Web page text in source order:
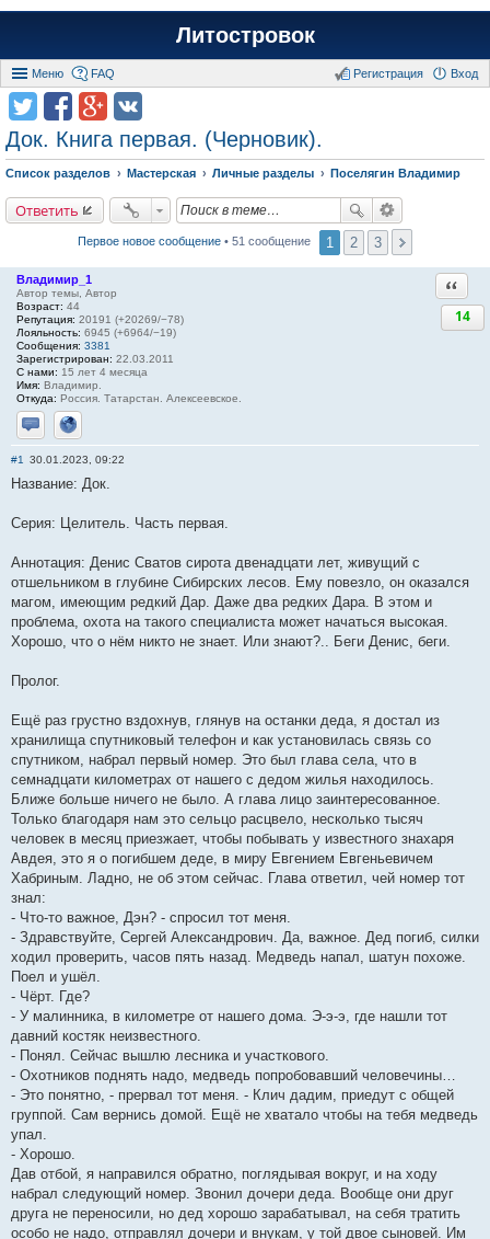
Литостровок
Меню FAQ Вход
Регистрация
Док. Книга первая. (Черновик).
Список разделов Мастерская Личные разделы Поселягин Владимир
Ответить
Первое новое сообщение • 51 сообщение 1 2 3
Владимир_1
Автор темы, Автор
Возраст: 44
Репутация: 20191 (+20269/−78)
Лояльность: 6945 (+6964/−19)
Сообщения: 3381
Зарегистрирован: 22.03.2011
С нами: 15 лет 4 месяца
Имя: Владимир.
Откуда: Россия. Татарстан. Алексеевское.
Отправить личное сообщение
Сайт
14
#1 30.01.2023, 09:22
Название: Док.
Серия: Целитель. Часть первая.
Аннотация: Денис Сватов сирота двенадцати лет, живущий с
отшельником в глубине Сибирских лесов. Ему повезло, он оказался
магом, имеющим редкий Дар. Даже два редких Дара. В этом и
проблема, охота на такого специалиста может начаться высокая.
Хорошо, что о нём никто не знает. Или знают?.. Беги Денис, беги.
Пролог.
Ещё раз грустно вздохнув, глянув на останки деда, я достал из
хранилища спутниковый телефон и как установилась связь со
спутником, набрал первый номер. Это был глава села, что в
семнадцати километрах от нашего с дедом жилья находилось.
Ближе больше ничего не было. А глава лицо заинтересованное.
Только благодаря нам это сельцо расцвело, несколько тысяч
человек в месяц приезжает, чтобы побывать у известного знахаря
Авдея, это я о погибшем деде, в миру Евгением Евгеньевичем
Хабриным. Ладно, не об этом сейчас. Глава ответил, чей номер тот
знал:
- Что-то важное, Дэн? - спросил тот меня.
- Здравствуйте, Сергей Александрович. Да, важное. Дед погиб, силки
ходил проверить, часов пять назад. Медведь напал, шатун похоже.
Поел и ушёл.
- Чёрт. Где?
- У малинника, в километре от нашего дома. Э-э-э, где нашли тот
давний костяк неизвестного.
- Понял. Сейчас вышлю лесника и участкового.
- Охотников поднять надо, медведь попробовавший человечины…
- Это понятно, - прервал тот меня. - Клич дадим, приедут с общей
группой. Сам вернись домой. Ещё не хватало чтобы на тебя медведь
упал.
- Хорошо.
Дав отбой, я направился обратно, поглядывая вокруг, и на ходу
набрал следующий номер. Звонил дочери деда. Вообще они друг
друга не переносили, но дед хорошо зарабатывал, на себя тратить
особо не надо, отправлял дочери и внукам, у той двое сыновей. Им